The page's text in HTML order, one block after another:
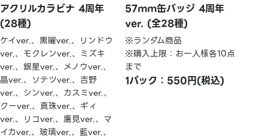
アクリルカラビナ 4周年
(28種)
ケイver.、黒曜ver.、リンドウ
ver.、モクレンver.、ミズキ
ver.、銀星ver.、メノウver.、
晶ver.、ソテツver.、吉野
ver.、シンver.、カスミver.、
クーver.、真珠ver.、ギィ
ver.、リコver.、鷹見ver.、マ
イカver.、玻璃ver.、藍ver.、
57mm缶バッジ 4周年
ver. (全28種)
※ランダム商品
※購入上限：お一人様各10点
まで
1パック：550円(税込)